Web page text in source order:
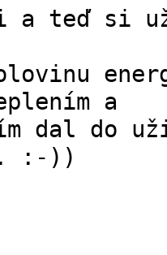
a teď si
a
dal do
:-))